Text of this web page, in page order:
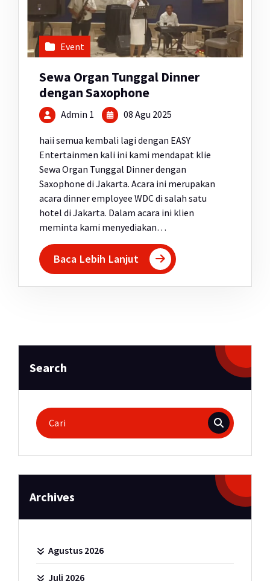
Event
Sewa Organ Tunggal Dinner
dengan Saxophone
Admin 1 08 Agu 2025
haii semua kembali lagi dengan EASY
Entertainmen kali ini kami mendapat klie
Sewa Organ Tunggal Dinner dengan
Saxophone di Jakarta. Acara ini merupakan
acara dinner employee WDC di salah satu
hotel di Jakarta. Dalam acara ini klien
meminta kami menyediakan…
Baca Lebih Lanjut
Search
Pencarian
untuk:
Archives
Agustus 2026
Juli 2026